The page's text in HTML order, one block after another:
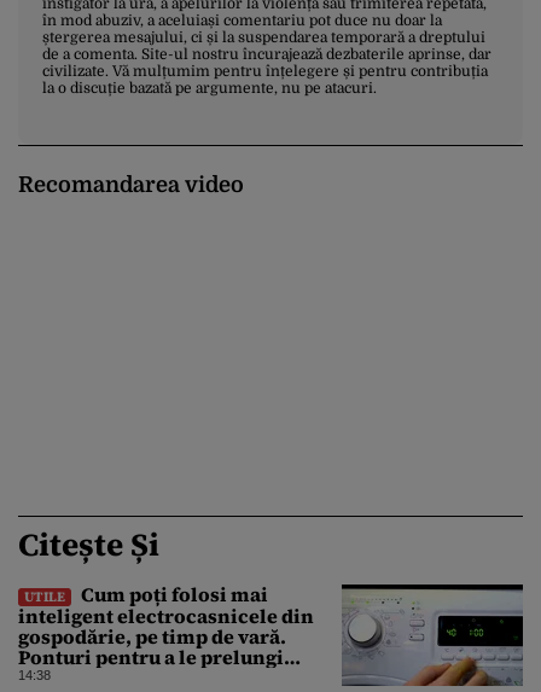
instigator la ură, a apelurilor la violență sau trimiterea repetată,
în mod abuziv, a aceluiași comentariu pot duce nu doar la
ștergerea mesajului, ci și la suspendarea temporară a dreptului
de a comenta. Site-ul nostru încurajează dezbaterile aprinse, dar
civilizate. Vă mulțumim pentru înțelegere și pentru contribuția
la o discuție bazată pe argumente, nu pe atacuri.
Recomandarea video
Citește Și
UTILE
Cum poți folosi mai
inteligent electrocasnicele din
gospodărie, pe timp de vară.
Ponturi pentru a le prelungi
durata de viață
14:38